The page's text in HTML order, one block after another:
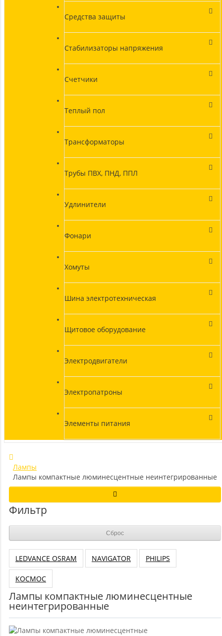
Средства защиты
Стабилизаторы напряжения
Счетчики
Теплый пол
Трансформаторы
Трубы ПВХ, ПНД, ППЛ
Удлинители
Фонари
Хомуты
Шина электротехническая
Щитовое оборудование
Электродвигатели
Электропатроны
Элементы питания
Лампы
Лампы компактные люминесцентные неинтегрированные
Фильтр
Сброс
LEDVANCE OSRAM NAVIGATOR PHILIPS
КОСМОС
Лампы компактные люминесцентные
неинтегрированные